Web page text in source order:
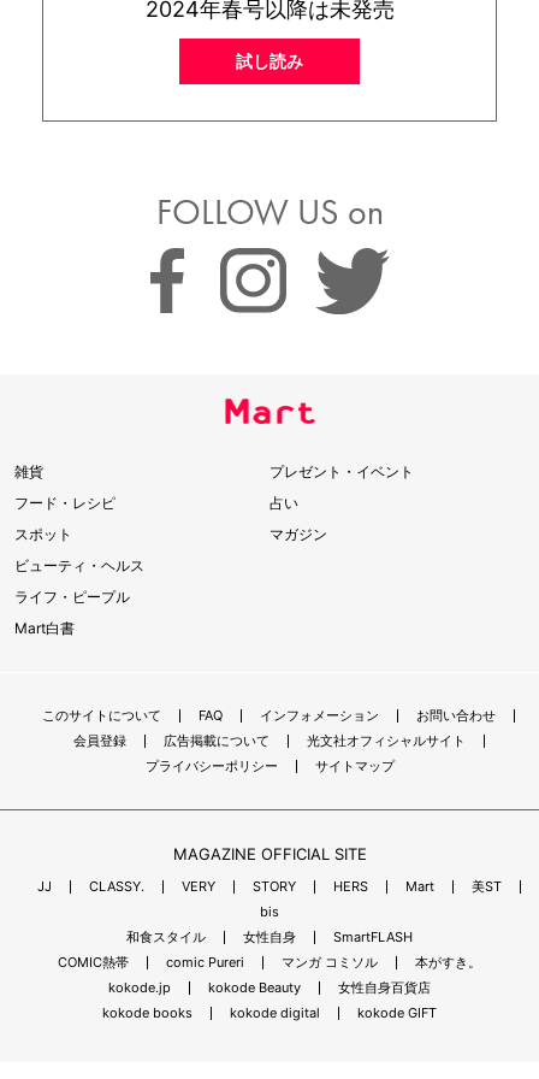
2024年春号以降は未発売
試し読み
FOLLOW US on
雑貨
フード・レシピ
スポット
ビューティ・ヘルス
ライフ・ピープル
Mart白書
プレゼント・イベント
占い
マガジン
このサイトについて FAQ インフォメーション
お問い合わせ
会員登録
広告掲載について
光文社オフィシャルサイト
プライバシーポリシー
サイトマップ
MAGAZINE OFFICIAL SITE
JJ CLASSY. VERY STORY HERS Mart
美ST
bis
和食スタイル
女性自身
SmartFLASH
COMIC熱帯
comic Pureri マンガ コミソル
本がすき。
kokode.jp
kokode Beauty
女性自身百貨店
kokode books
kokode digital kokode GIFT